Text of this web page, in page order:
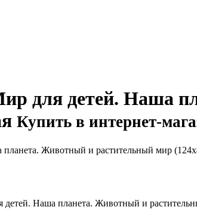
для детей. Наша
Купить в интернет-
детей. Наша планета. Животный и